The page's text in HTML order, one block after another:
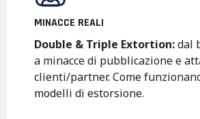
MINACCE REALI
Double & Triple Extortion:dal
a minacce di pubblicazione e
clienti/partner. Come
modelli di estorsione.